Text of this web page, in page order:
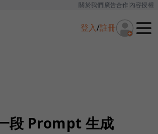
關於我們廣告合作內容授權
登入/註冊
段 Prompt 生成